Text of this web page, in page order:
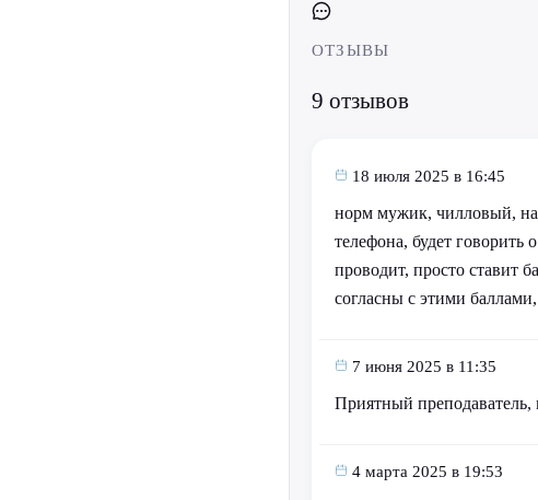
ОТЗЫВЫ
9 отзывов
18 июля 2025 в 16:45
норм мужик, чилловый, на
телефона, будет говорить
проводит, просто ставит
согласны с этими
7 июня 2025 в 11:35
Приятный преподаватель,
4 марта 2025 в 19:53